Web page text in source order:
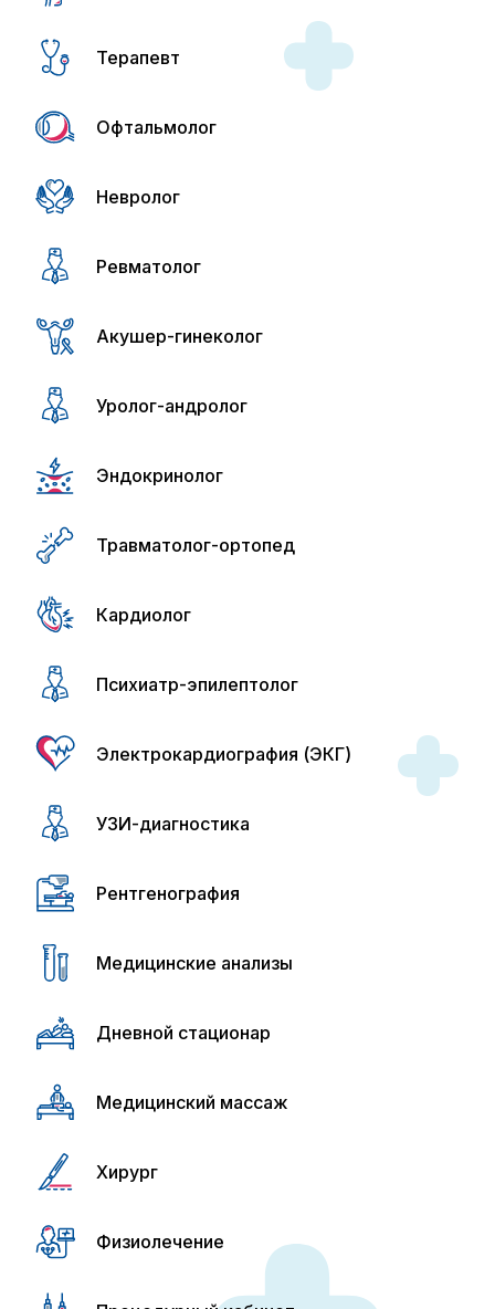
Терапевт
Офтальмолог
Невролог
Ревматолог
Акушер-гинеколог
Уролог-андролог
Эндокринолог
Травматолог-ортопед
Кардиолог
Психиатр-эпилептолог
Электрокардиография (ЭКГ)
УЗИ-диагностика
Рентгенография
Медицинские анализы
Дневной стационар
Медицинский массаж
Хирург
Физиолечение